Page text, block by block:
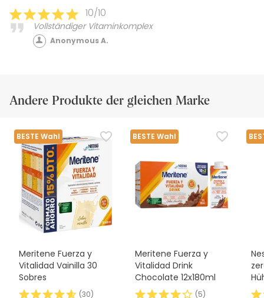
10/10
Vollständiger Vitaminkomplex
Anonymous A.
Andere Produkte der gleichen Marke
BESTE Wahl
Meritene Fuerza y
Vitalidad Vainilla 30
Sobres
(30)
BESTE Wahl
Meritene Fuerza y
Vitalidad Drink
Chocolate 12x180ml
(5)